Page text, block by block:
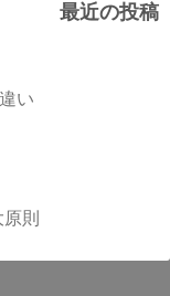
最近の投稿
い
則